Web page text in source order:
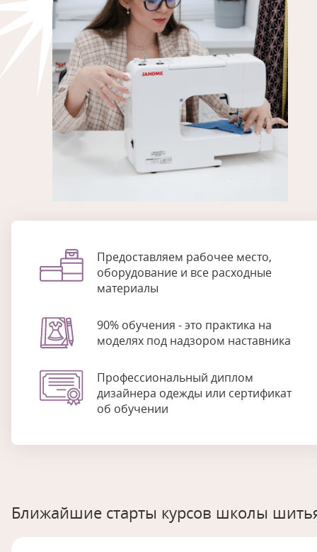
Предоставляем рабочее место,
оборудование и все расходные
материалы
90% обучения - это практика на
моделях под надзором наставника
Профессиональный диплом
дизайнера одежды или сертификат
об обучении
Ближайшие старты курсов школы